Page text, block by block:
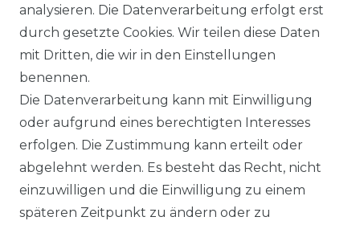
UVP 69,99 €
ab 64,00 € *
Impressum Daten­schutz­erklärung
analysieren. Die Datenverarbeitung erfolgt erst
durch gesetzte Cookies. Wir teilen diese Daten
mit Dritten, die wir in den Einstellungen
benennen.
Die Datenverarbeitung kann mit Einwilligung
oder aufgrund eines berechtigten Interesses
erfolgen. Die Zustimmung kann erteilt oder
abgelehnt werden. Es besteht das Recht, nicht
einzuwilligen und die Einwilligung zu einem
späteren Zeitpunkt zu ändern oder zu